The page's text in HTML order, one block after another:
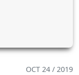
OCT 24 / 2019